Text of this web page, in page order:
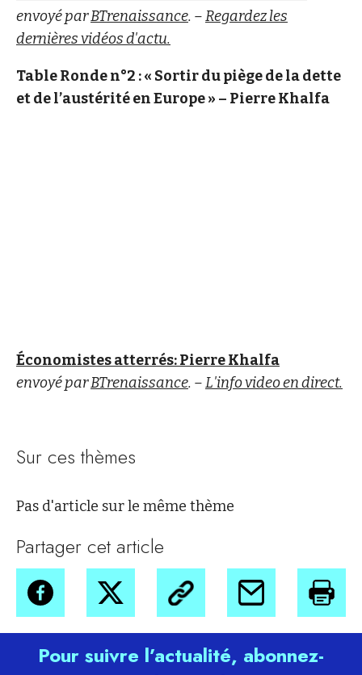
envoyé parBTrenaissance. –Regardez les
dernières vidéos d'actu.
Table Ronde n°2 : « Sortir du piège de la dette
et de l’austérité en Europe » – Pierre Khalfa
Économistes atterrés: Pierre Khalfa
envoyé parBTrenaissance. –L'info video en direct.
Sur ces thèmes
Pas d'article sur le même thème
Partager cet article
Pour suivre l’actualité, abonnez-